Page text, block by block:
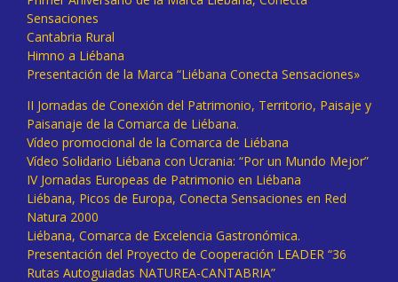
Sensaciones
Cantabria Rural
Himno a Liébana
Presentación de la Marca “Liébana Conecta Sensaciones»
II Jornadas de Conexión del Patrimonio, Territorio, Paisaje y
Paisanaje de la Comarca de Liébana.
Vídeo promocional de la Comarca de Liébana
Vídeo Solidario Liébana con Ucrania: “Por un Mundo Mejor”
IV Jornadas Europeas de Patrimonio en Liébana
Liébana, Picos de Europa, Conecta Sensaciones en Red
Natura 2000
Liébana, Comarca de Excelencia Gastronómica.
Presentación del Proyecto de Cooperación LEADER “36
Rutas Autoguiadas NATUREA-CANTABRIA”